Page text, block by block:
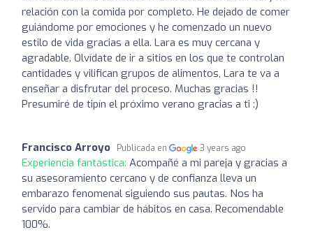
relación con la comida por completo. He dejado de comer
guiándome por emociones y he comenzado un nuevo
estilo de vida gracias a ella. Lara es muy cercana y
agradable. Olvídate de ir a sitios en los que te controlan
cantidades y vilifican grupos de alimentos, Lara te va a
enseñar a disfrutar del proceso. Muchas gracias !!
Presumiré de tipín el próximo verano gracias a ti :)
Francisco Arroyo Publicada en 3 years ago
Experiencia fantástica: Acompañé a mi pareja y gracias a
su asesoramiento cercano y de confianza lleva un
embarazo fenomenal siguiendo sus pautas. Nos ha
servido para cambiar de hábitos en casa. Recomendable
100%.